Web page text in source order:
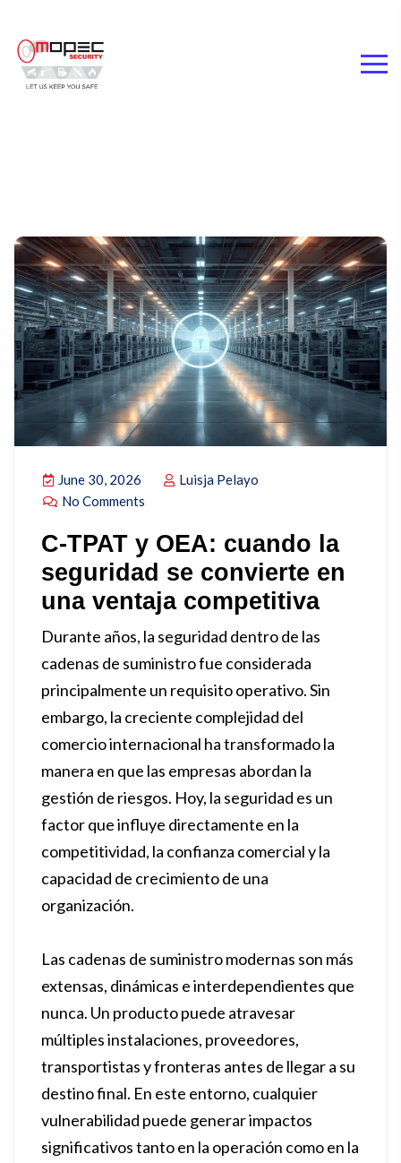
June 30, 2026
Luisja Pelayo
No Comments
C-TPAT y OEA: cuando la
seguridad se convierte en
una ventaja competitiva
Durante años, la seguridad dentro de las
cadenas de suministro fue considerada
principalmente un requisito operativo. Sin
embargo, la creciente complejidad del
comercio internacional ha transformado la
manera en que las empresas abordan la
gestión de riesgos. Hoy, la seguridad es un
factor que influye directamente en la
competitividad, la confianza comercial y la
capacidad de crecimiento de una
organización.
Las cadenas de suministro modernas son más
extensas, dinámicas e interdependientes que
nunca. Un producto puede atravesar
múltiples instalaciones, proveedores,
transportistas y fronteras antes de llegar a su
destino final. En este entorno, cualquier
vulnerabilidad puede generar impactos
significativos tanto en la operación como en la